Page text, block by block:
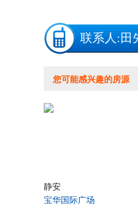
联系人: 田
您可能感兴趣的房源
静安
宝华国际广场